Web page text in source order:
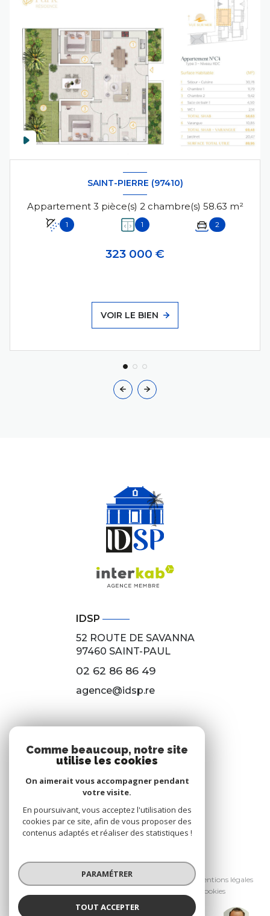
SAINT-PIERRE (97410)
Appartement 3 pièce(s) 2 chambre(s) 58.63 m²
1 1 2
323 000 €
VOIR LE BIEN
IDSP
52 ROUTE DE SAVANNA
97460 SAINT-PAUL
02 62 86 86 49
agence@idsp.re
Nous suivre
© 2026 | Tous droits réservés
Nos honoraires
Nos partenaires
Mentions légales
Cookies
Comme beaucoup, notre site
utilise les cookies
On aimerait vous accompagner pendant
votre visite.
En poursuivant, vous acceptez l'utilisation des
cookies par ce site, afin de vous proposer des
contenus adaptés et réaliser des statistiques !
PARAMÉTRER
TOUT ACCEPTER